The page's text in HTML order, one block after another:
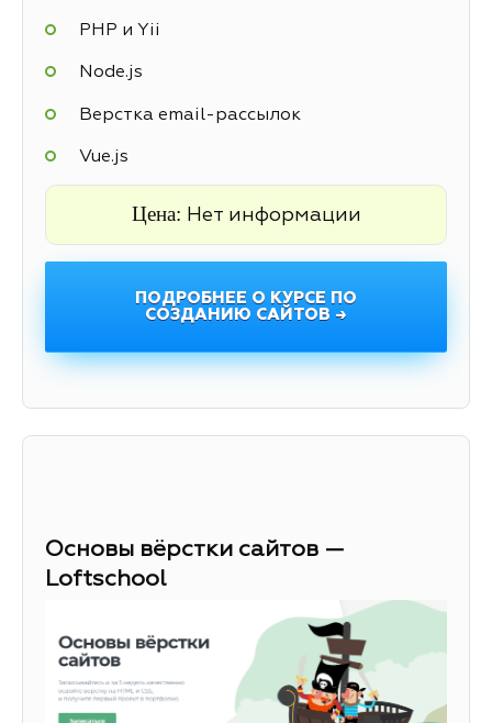
PHP и Yii
Node.js
Верстка email-рассылок
Vue.js
Цена: Нет информации
ПОДРОБНЕЕ О КУРСЕ ПО
СОЗДАНИЮ САЙТОВ →
Основы вёрстки сайтов —
Loftschool